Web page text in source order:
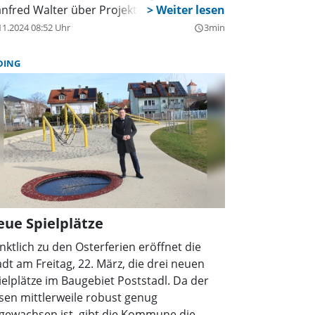
Walter über Projekte wie den
der Fernwärme, den Wohnungsbau
Gilching. Am Schluss gab er einen
in eigener Sache. Er werde 2026
zum vierten Mal als Bürgermeister
erklärte Walter.
08:52 Uhr query_builder3min
Spielplätze
zu den Osterferien eröffnet die
am Freitag, 22. März, die drei neuen
im Baugebiet Poststadl. Da der
mittlerweile robust genug